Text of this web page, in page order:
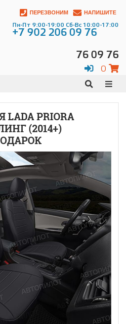
ПЕРЕЗВОНИМ НАПИШИТЕ
Пн-Пт 9:00-19:00 Сб-Вс 10:00-17:00
+7 902 206 09 76
76 09 76
0
PRIORA
(2014+)